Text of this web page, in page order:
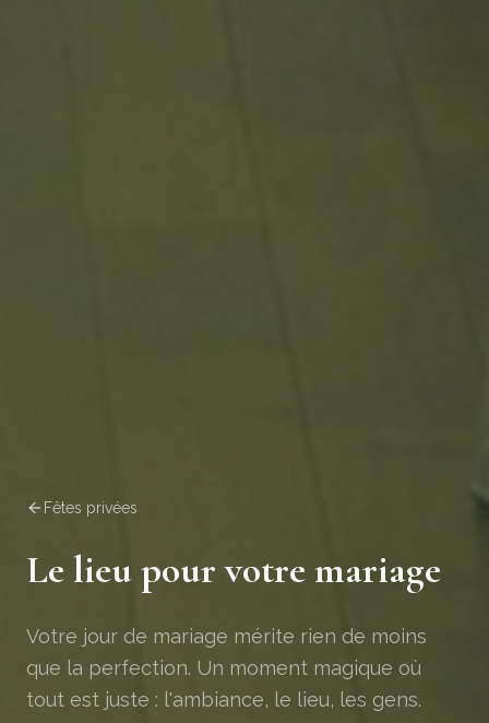
Fêtes privées
Le lieu pour votre mariage
Votre jour de mariage mérite rien de moins
que la perfection. Un moment magique où
tout est juste : l'ambiance, le lieu, les gens.